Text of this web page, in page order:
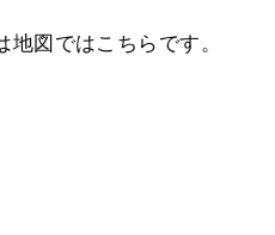
図ではこちらです。